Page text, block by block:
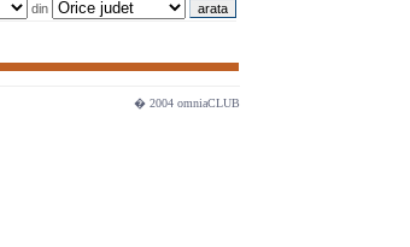
din
� 2004 omniaCLUB